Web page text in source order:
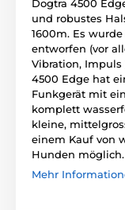
Dogtra 4500
und robustes
1600m. Es
entworfen (vor
Vibration, Impuls
4500 Edge hat
Funkgerät mit
komplett
kleine,
einem Kauf von
Hunden möglich.
Mehr